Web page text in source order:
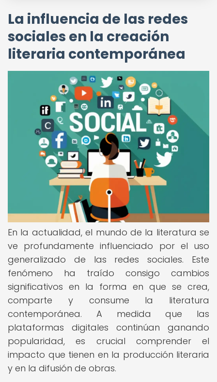
La influencia de las redes
sociales en la creación
literaria contemporánea
En la actualidad, el mundo de la literatura se
ve profundamente influenciado por el uso
generalizado de las redes sociales. Este
fenómeno ha traído consigo cambios
significativos en la forma en que se crea,
comparte y consume la literatura
contemporánea. A medida que las
plataformas digitales continúan ganando
popularidad, es crucial comprender el
impacto que tienen en la producción literaria
y en la difusión de obras.